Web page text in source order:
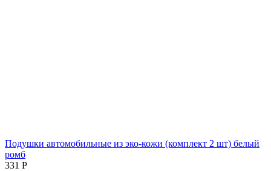
Подушки автомобильные из эко-кожи (комплект 2 шт) белый
ромб
‍331‍ Р